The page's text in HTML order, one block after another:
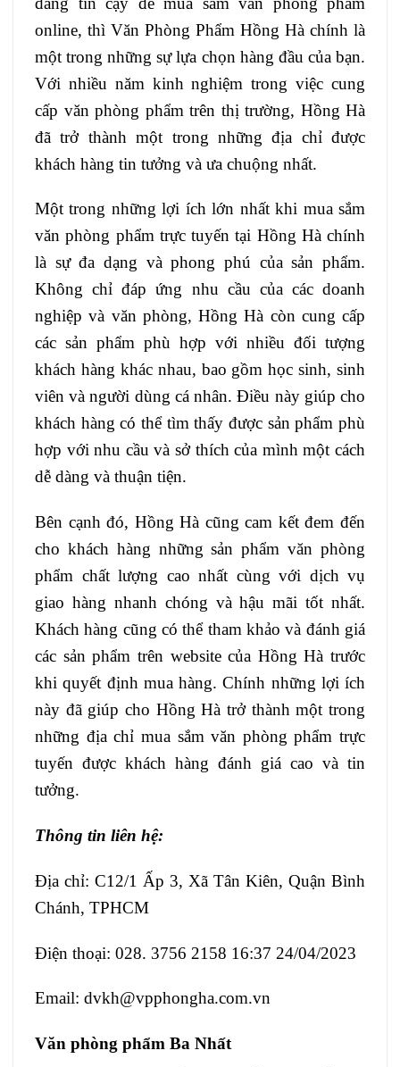
online, thì Văn Phòng Phẩm Hồng Hà chính là
một trong những sự lựa chọn hàng đầu của bạn.
Với nhiều năm kinh nghiệm trong việc cung
cấp văn phòng phẩm trên thị trường, Hồng Hà
đã trở thành một trong những địa chỉ được
khách hàng tin tưởng và ưa chuộng nhất.
Một trong những lợi ích lớn nhất khi mua sắm
văn phòng phẩm trực tuyến tại Hồng Hà chính
là sự đa dạng và phong phú của sản phẩm.
Không chỉ đáp ứng nhu cầu của các doanh
nghiệp và văn phòng, Hồng Hà còn cung cấp
các sản phẩm phù hợp với nhiều đối tượng
khách hàng khác nhau, bao gồm học sinh, sinh
viên và người dùng cá nhân. Điều này giúp cho
khách hàng có thể tìm thấy được sản phẩm phù
hợp với nhu cầu và sở thích của mình một cách
dễ dàng và thuận tiện.
Bên cạnh đó, Hồng Hà cũng cam kết đem đến
cho khách hàng những sản phẩm văn phòng
phẩm chất lượng cao nhất cùng với dịch vụ
giao hàng nhanh chóng và hậu mãi tốt nhất.
Khách hàng cũng có thể tham khảo và đánh giá
các sản phẩm trên website của Hồng Hà trước
khi quyết định mua hàng. Chính những lợi ích
này đã giúp cho Hồng Hà trở thành một trong
những địa chỉ mua sắm văn phòng phẩm trực
tuyến được khách hàng đánh giá cao và tin
tưởng.
Thông tin liên hệ:
Địa chỉ: C12/1 Ấp 3, Xã Tân Kiên, Quận Bình
Chánh, TPHCM
Điện thoại: 028. 3756 2158 16:37 24/04/2023
Email: dvkh@vpphongha.com.vn
Văn phòng phẩm Ba Nhất